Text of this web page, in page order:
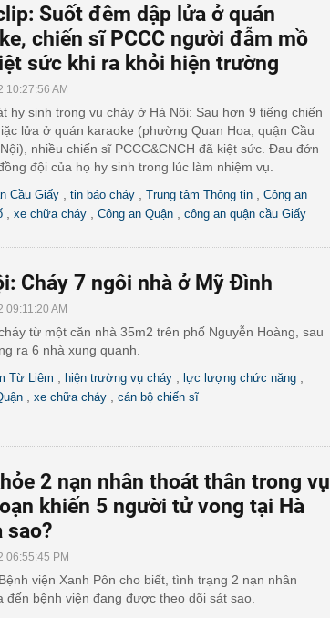
Suốt đêm dập lửa ở quán
chiến sĩ PCCC người đẫm mồ
sức khi ra khỏi hiện trường
10:27:56 AM
hy sinh trong vụ cháy ở Hà Nội: Sau hơn 9 tiếng chiến
lửa ở quán karaoke (phường Quan Hoa, quận Cầu
nhiều chiến sĩ PCCC&CNCH đã kiệt sức. Đau đớn
đội của họ hy sinh trong lúc làm nhiệm vụ.
Cầu Giấy tin báo cháy Trung tâm Thông tin
Công an
xe chữa cháy Công an Quận công an quận cầu Giấy
Cháy 7 ngôi nhà ở Mỹ Đình
09:11:20 AM
từ một căn nhà 35m2 trên phố Nguyễn Hoàng, sau
ra 6 nhà xung quanh.
Từ Liêm hiện trường vụ cháy lực lượng chức năng
xe chữa cháy cán bộ chiến sĩ
2 nạn nhân thoát thân trong vụ
khiến 5 người tử vong tại Hà
sao?
06:55:45 PM
viện Xanh Pôn cho biết, tình trạng 2 nạn nhân
đến bệnh viện đang được theo dõi sát sao.